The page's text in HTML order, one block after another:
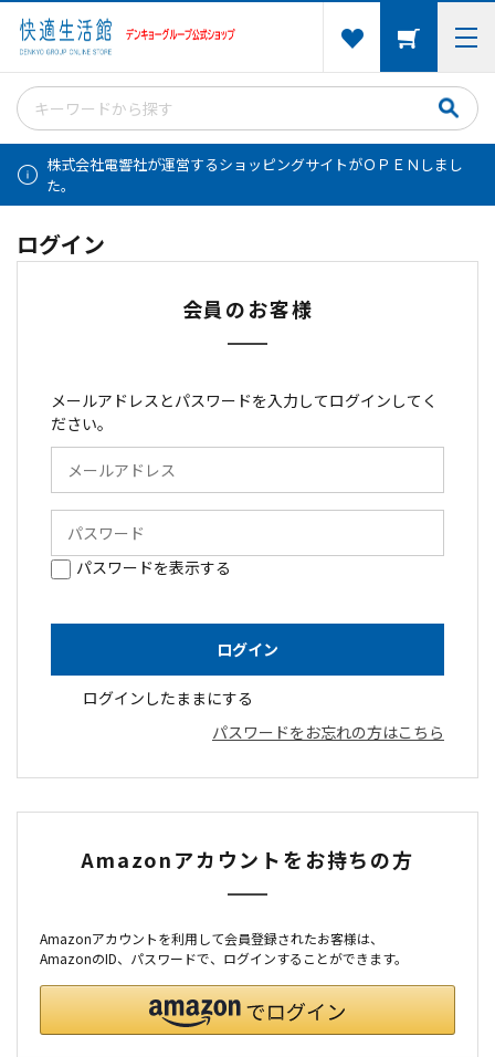
株式会社電響社が運営するショッピングサイトがＯＰＥＮしまし
た。
ログイン
会員のお客様
メールアドレスとパスワードを入力してログインしてく
ださい。
パスワードを表示する
ログインしたままにする
パスワードをお忘れの方はこちら
Amazonアカウントをお持ちの方
Amazonアカウントを利用して会員登録されたお客様は、
AmazonのID、パスワードで、ログインすることができます。